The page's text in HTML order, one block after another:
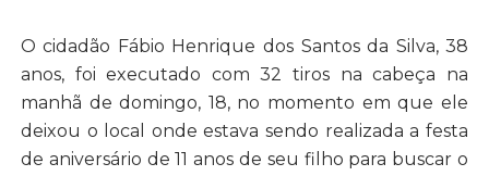
O cidadão Fábio Henrique dos Santos da Silva, 38
anos, foi executado com 32 tiros na cabeça na
manhã de domingo, 18, no momento em que ele
deixou o local onde estava sendo realizada a festa
de aniversário de 11 anos de seu filho para buscar o